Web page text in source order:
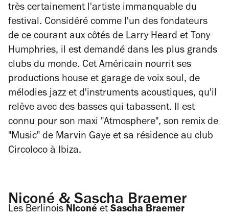
très certainement l'artiste immanquable du
festival. Considéré comme l'un des fondateurs
de ce courant aux côtés de Larry Heard et Tony
Humphries, il est demandé dans les plus grands
clubs du monde. Cet Américain nourrit ses
productions house et garage de voix soul, de
mélodies jazz et d'instruments acoustiques, qu'il
relève avec des basses qui tabassent. Il est
connu pour son maxi "Atmosphere", son remix de
"Music" de Marvin Gaye et sa résidence au club
Circoloco à Ibiza.
Niconé & Sascha Braemer
Les Berlinois Niconé et Sascha Braemer